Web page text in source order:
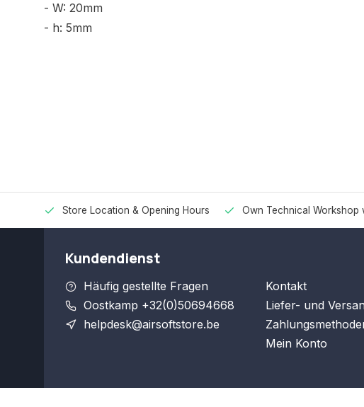
- W: 20mm
- h: 5mm
Store Location & Opening Hours Own Technical Workshop
Kundendienst
Häufig gestellte Fragen
Oostkamp +32(0)50694668
helpdesk@airsoftstore.be
Kontakt
Liefer- und
Mein Konto